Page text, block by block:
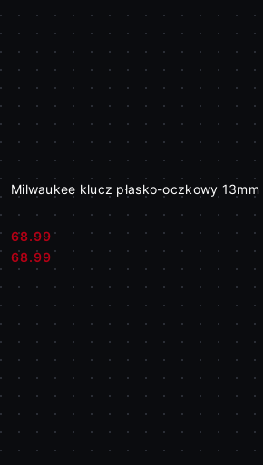
Milwaukee klucz płasko-oczkowy
Cena:
68.99
Cena:
68.99